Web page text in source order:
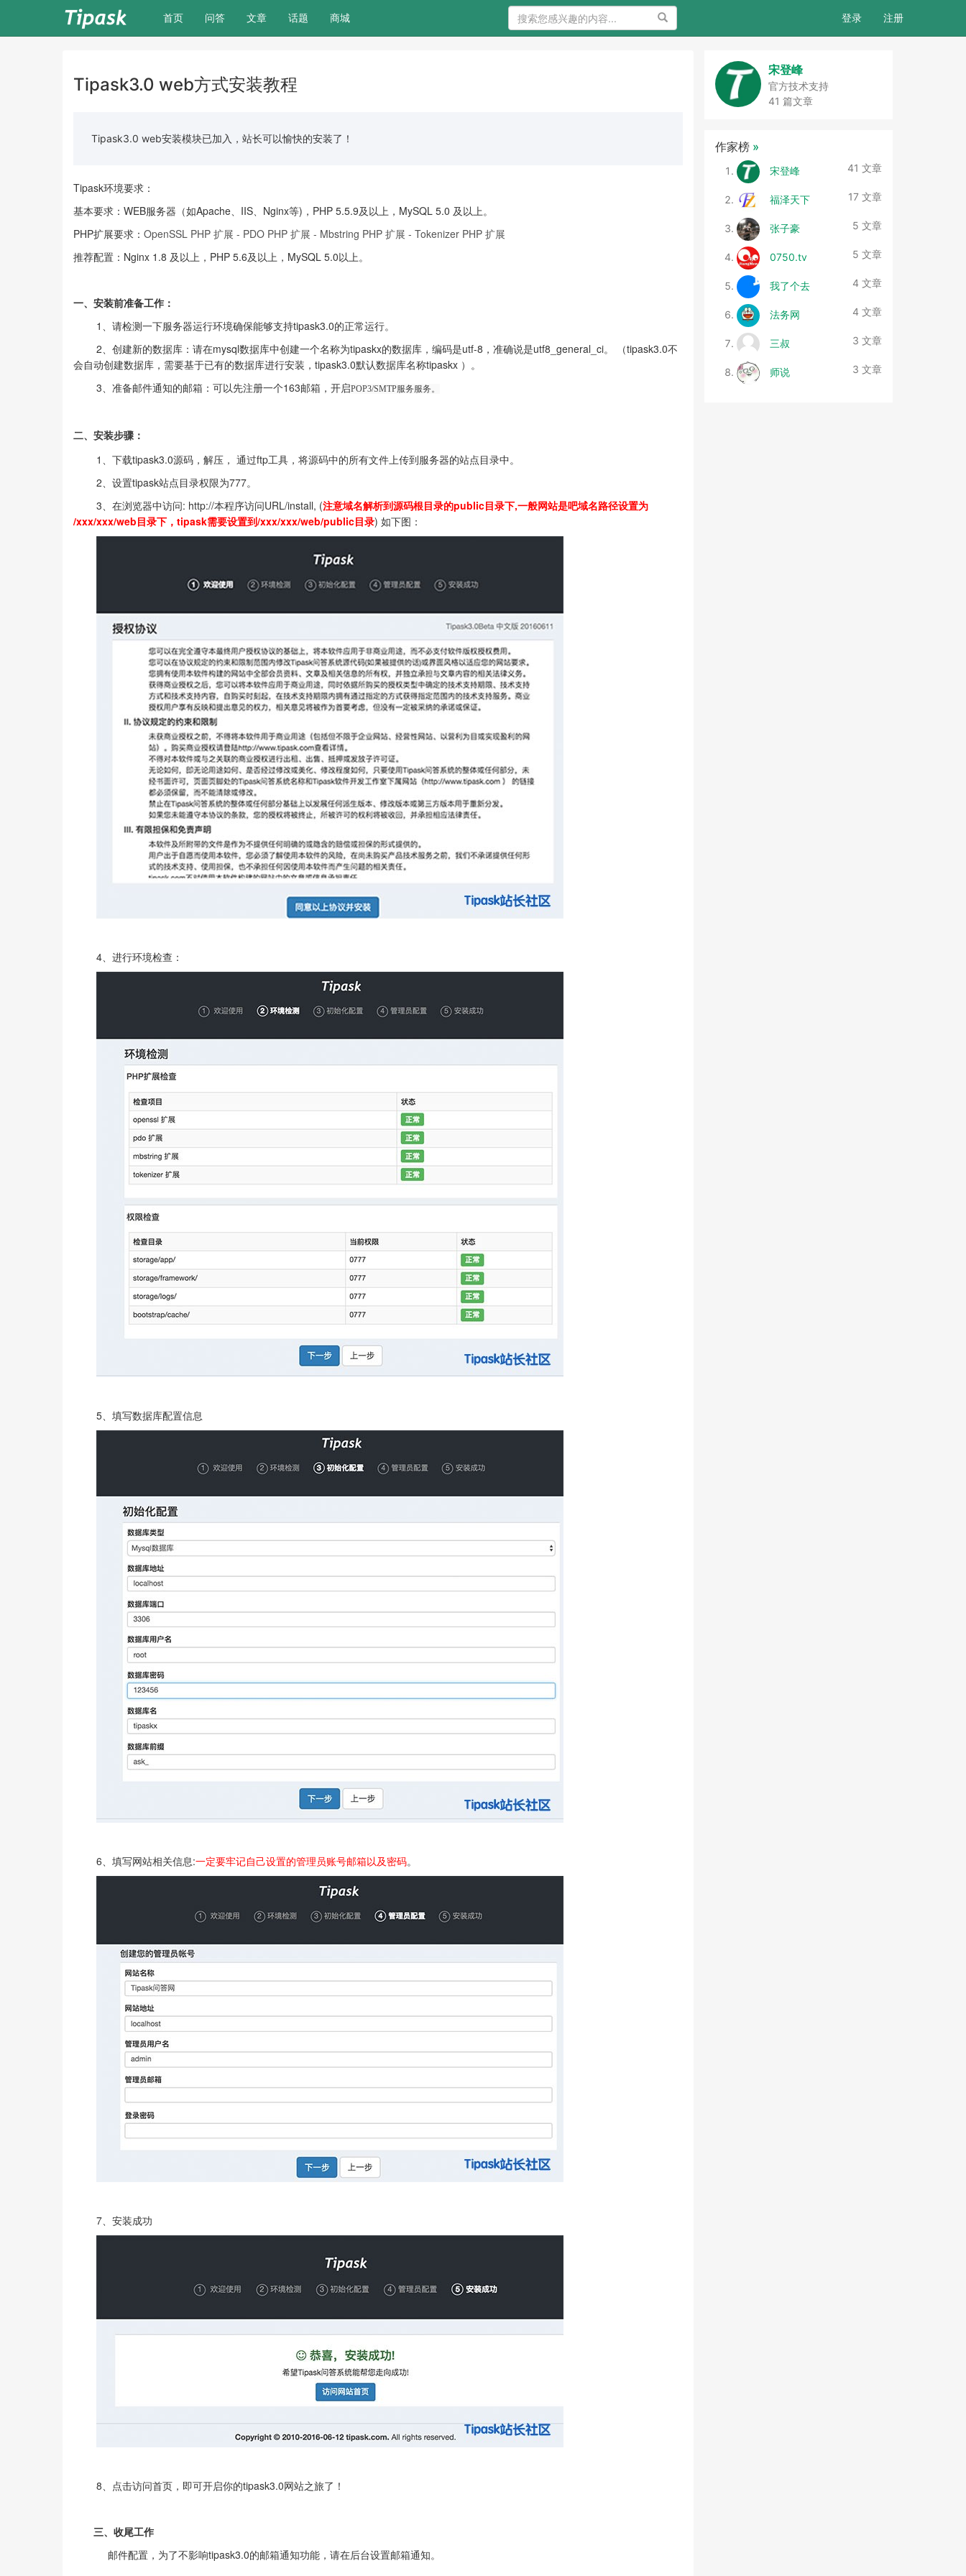
首页(current)
问答 文章 话题 商城 搜索 登录 注册
Tipask3.0 web方式安装教程
Tipask3.0 web安装模块已加入，站长可以愉快的安装了！
Tipask环境要求：
基本要求：WEB服务器（如Apache、IIS、Nginx等)，PHP 5.5.9及以上，MySQL 5.0 及以上。
PHP扩展要求： OpenSSL PHP 扩展 - PDO PHP 扩展 - Mbstring PHP 扩展 - Tokenizer PHP 扩展
推荐配置：Nginx 1.8 及以上，PHP 5.6及以上，MySQL 5.0以上。
一、安装前准备工作：
1、请检测一下服务器运行环境确保能够支持tipask3.0的正常运行。
2、创建新的数据库：请在mysql数据库中创建一个名称为tipaskx的数据库，编码是utf-8，准确说是utf8_general_ci。 （tipask3.0不
会自动创建数据库，需要基于已有的数据库进行安装，tipask3.0默认数据库名称tipaskx ）。
3、准备邮件通知的邮箱：可以先注册一个163邮箱，开启POP3/SMTP服务服务。
二、安装步骤：
1、下载tipask3.0源码，解压， 通过ftp工具，将源码中的所有文件上传到服务器的站点目录中。
2、设置tipask站点目录权限为777。
3、在浏览器中访问: http://本程序访问URL/install, (注意域名解析到源码根目录的public目录下,一般网站是吧域名路径设置为
/xxx/xxx/web目录下，tipask需要设置到/xxx/xxx/web/public目录) 如下图：
4、进行环境检查：
5、填写数据库配置信息
6、填写网站相关信息:一定要牢记自己设置的管理员账号邮箱以及密码。
7、安装成功
8、点击访问首页，即可开启你的tipask3.0网站之旅了！
三、收尾工作
邮件配置，为了不影响tipask3.0的邮箱通知功能，请在后台设置邮箱通知。
宋登峰
官方技术支持
41 篇文章
作家榜 »
宋登峰 41 文章
福泽天下 17 文章
张子豪 5 文章
0750.tv 5 文章
我了个去 4 文章
法务网 4 文章
三叔 3 文章
师说 3 文章